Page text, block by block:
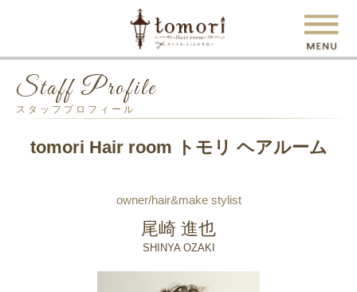
Staff Profile
スタッフプロフィール
tomori Hair room トモリ ヘアルーム
owner/hair&make stylist
尾崎 進也
SHINYA OZAKI